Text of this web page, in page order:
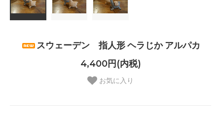
スウェーデン 指人形 ヘラじか アルパカ
4,400円(内税)
お気に入り